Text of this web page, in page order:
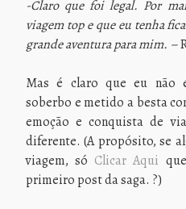
-Claro que foi legal. Por
viagem top e que eu tenha
grande aventura para mim. –
Mas é claro que eu não
soberbo e metido a besta
emoção e conquista de
diferente. (A propósito, se
viagem, só Clicar Aqui
primeiro post da saga. ?)